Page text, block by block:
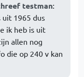
testman:
uit 1965 dus
ik heb is uit
allen nog
die op 240 v kan